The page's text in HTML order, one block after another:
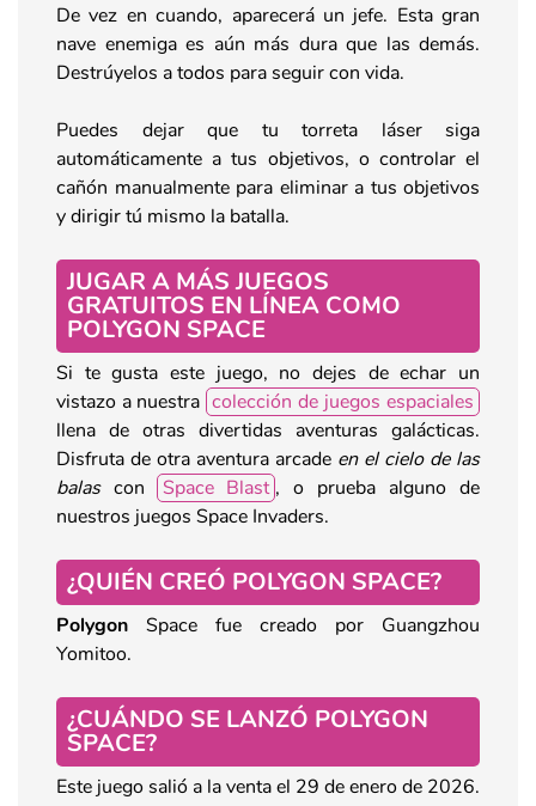
De vez en cuando, aparecerá un jefe. Esta gran
nave enemiga es aún más dura que las demás.
Destrúyelos a todos para seguir con vida.
Puedes dejar que tu torreta láser siga
automáticamente a tus objetivos, o controlar el
cañón manualmente para eliminar a tus objetivos
y dirigir tú mismo la batalla.
JUGAR A MÁS JUEGOS
GRATUITOS EN LÍNEA COMO
POLYGON SPACE
Si te gusta este juego, no dejes de echar un
vistazo a nuestra colección de juegos espaciales
llena de otras divertidas aventuras galácticas.
Disfruta de otra aventura arcade en el cielo de las
balascon Space Blast , o prueba alguno de
nuestros juegos Space Invaders.
¿QUIÉN CREÓ POLYGON SPACE?
Polygon Space fue creado por Guangzhou
Yomitoo.
¿CUÁNDO SE LANZÓ POLYGON
SPACE?
Este juego salió a la venta el 29 de enero de 2026.